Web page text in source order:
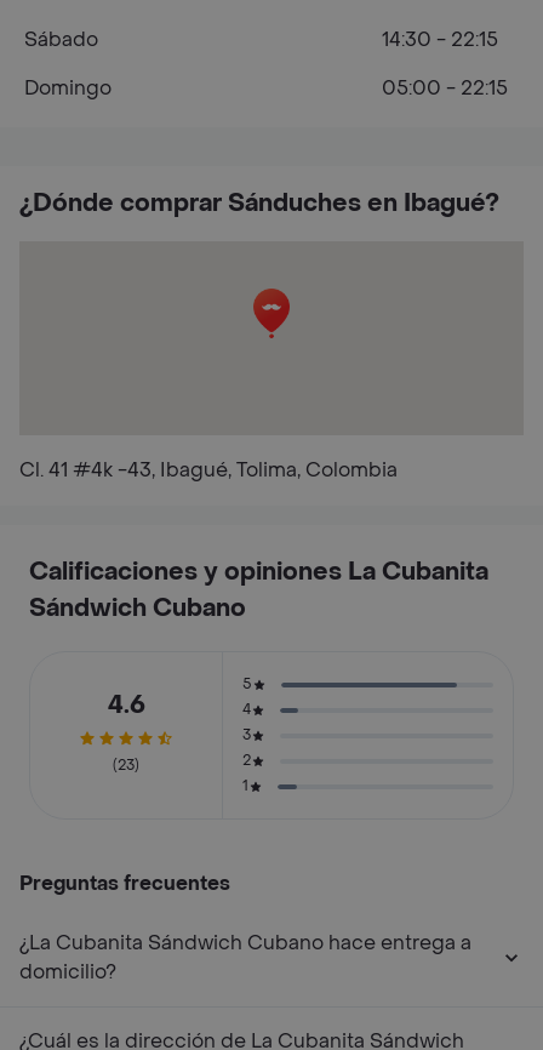
¿Dónde comprar Sánduches en Ibagué?
Cl. 41 #4k -43, Ibagué, Tolima, Colombia
Sábado
14:30 - 22:15
Domingo
05:00 - 22:15
Calificaciones y opiniones La Cubanita
Sándwich Cubano
4.6
(23)
5
4
3
2
1
Preguntas frecuentes
¿La Cubanita Sándwich Cubano hace entrega a
domicilio?
¿Cuál es la dirección de La Cubanita Sándwich